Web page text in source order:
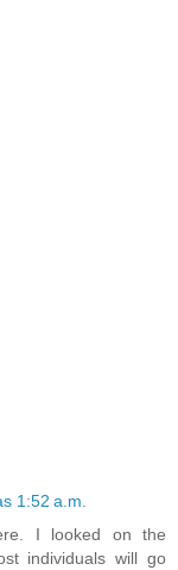
1:52 a.m.
I looked on the
individuals will go